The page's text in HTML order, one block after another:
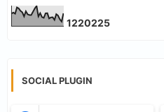
1220225
SOCIAL PLUGIN